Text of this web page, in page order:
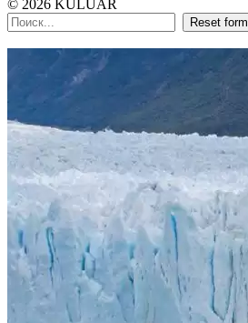
© 2026 KULUAR
Reset form